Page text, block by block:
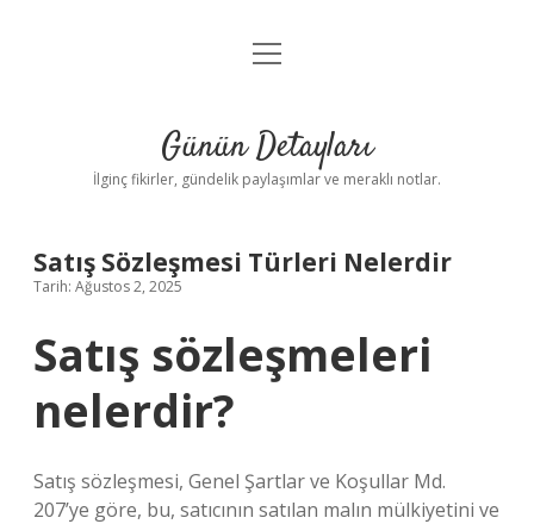
Gizlilik Politikası
Yasal Uyarı
menüyü
Günün Detayları
İlginç fikirler, gündelik paylaşımlar ve meraklı notlar.
Satış Sözleşmesi Türleri Nelerdir
Tarih: Ağustos 2, 2025
Satış sözleşmeleri
nelerdir?
Satış sözleşmesi, Genel Şartlar ve Koşullar Md.
207’ye göre, bu, satıcının satılan malın mülkiyetini ve